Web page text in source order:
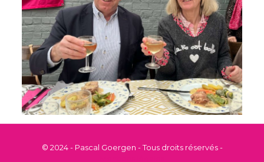
© 2024 - Pascal Goergen - Tous droits réservés -